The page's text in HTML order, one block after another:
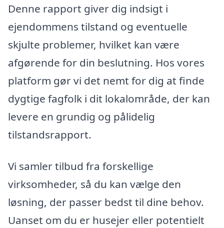
Denne rapport giver dig indsigt i
ejendommens tilstand og eventuelle
skjulte problemer, hvilket kan være
afgørende for din beslutning. Hos vores
platform gør vi det nemt for dig at finde
dygtige fagfolk i dit lokalområde, der kan
levere en grundig og pålidelig
tilstandsrapport.
Vi samler tilbud fra forskellige
virksomheder, så du kan vælge den
løsning, der passer bedst til dine behov.
Uanset om du er husejer eller potentielt